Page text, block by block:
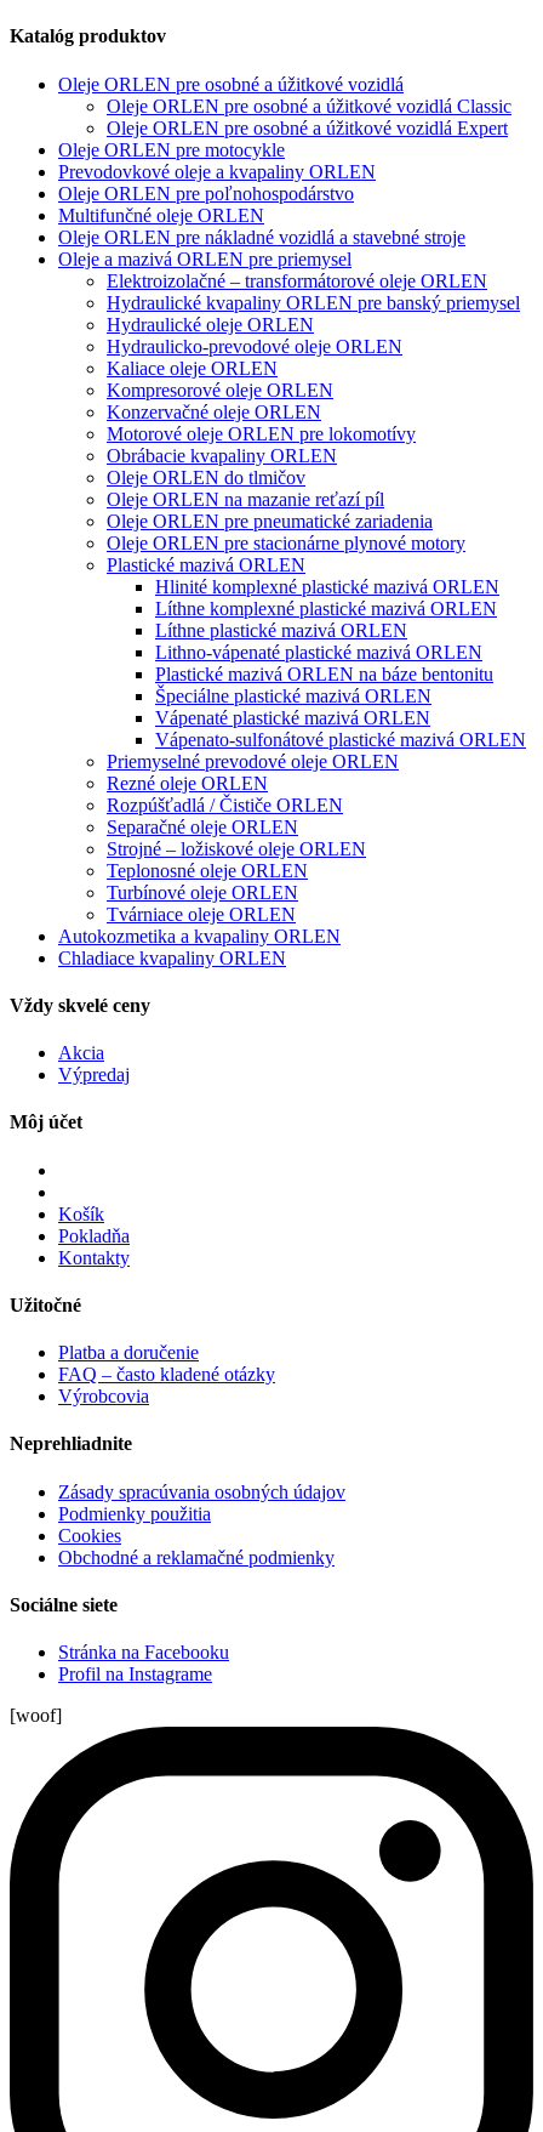
Katalóg produktov
Oleje ORLEN pre osobné a úžitkové vozidlá
Oleje ORLEN pre osobné a úžitkové vozidlá Classic
Oleje ORLEN pre osobné a úžitkové vozidlá Expert
Oleje ORLEN pre motocykle
Prevodovkové oleje a kvapaliny ORLEN
Oleje ORLEN pre poľnohospodárstvo
Multifunčné oleje ORLEN
Oleje ORLEN pre nákladné vozidlá a stavebné stroje
Oleje a mazivá ORLEN pre priemysel
Elektroizolačné – transformátorové oleje ORLEN
Hydraulické kvapaliny ORLEN pre banský priemysel
Hydraulické oleje ORLEN
Hydraulicko-prevodové oleje ORLEN
Kaliace oleje ORLEN
Kompresorové oleje ORLEN
Konzervačné oleje ORLEN
Motorové oleje ORLEN pre lokomotívy
Obrábacie kvapaliny ORLEN
Oleje ORLEN do tlmičov
Oleje ORLEN na mazanie reťazí píl
Oleje ORLEN pre pneumatické zariadenia
Oleje ORLEN pre stacionárne plynové motory
Plastické mazivá ORLEN
Hlinité komplexné plastické mazivá ORLEN
Líthne komplexné plastické mazivá ORLEN
Líthne plastické mazivá ORLEN
Lithno-vápenaté plastické mazivá ORLEN
Plastické mazivá ORLEN na báze bentonitu
Špeciálne plastické mazivá ORLEN
Vápenaté plastické mazivá ORLEN
Vápenato-sulfonátové plastické mazivá ORLEN
Priemyselné prevodové oleje ORLEN
Rezné oleje ORLEN
Rozpúšťadlá / Čističe ORLEN
Separačné oleje ORLEN
Strojné – ložiskové oleje ORLEN
Teplonosné oleje ORLEN
Turbínové oleje ORLEN
Tvárniace oleje ORLEN
Autokozmetika a kvapaliny ORLEN
Chladiace kvapaliny ORLEN
Vždy skvelé ceny
Akcia
Výpredaj
Môj účet
Košík
Pokladňa
Kontakty
Užitočné
Platba a doručenie
FAQ – často kladené otázky
Výrobcovia
Neprehliadnite
Zásady spracúvania osobných údajov
Podmienky použitia
Cookies
Obchodné a reklamačné podmienky
Sociálne siete
Stránka na Facebooku
Profil na Instagrame
[woof]